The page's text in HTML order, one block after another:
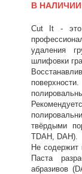
В НАЛИЧИИ
Cut It - это
удаления
шлифовки
твёрдыми
TDAH, DAH).
Не содержит
Паста
абразивов